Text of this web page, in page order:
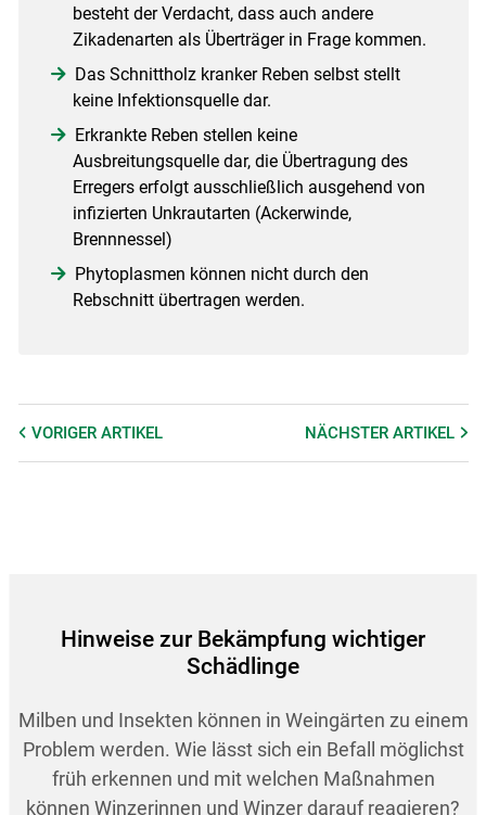
besteht der Verdacht, dass auch andere
Zikadenarten als Überträger in Frage kommen.
Das Schnittholz kranker Reben selbst stellt
keine Infektionsquelle dar.
Erkrankte Reben stellen keine
Ausbreitungsquelle dar, die Übertragung des
Erregers erfolgt ausschließlich ausgehend von
infizierten Unkrautarten (Ackerwinde,
Brennnessel)
Phytoplasmen können nicht durch den
Rebschnitt übertragen werden.
VORIGER ARTIKEL NÄCHSTERARTIKEL
Hinweise zur Bekämpfung wichtiger
Schädlinge
Milben und Insekten können in Weingärten zu einem
Problem werden. Wie lässt sich ein Befall möglichst
früh erkennen und mit welchen Maßnahmen
können Winzerinnen und Winzer darauf reagieren?